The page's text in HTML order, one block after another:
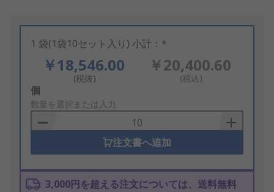
1 袋(1袋10セット入り) 小計：*
￥18,546.00
(税抜)
￥20,400.60
(税込)
Add
to
Basket
個
数量を選択または入力
注文書へ追加
3,000円を超える注文については、送料無料